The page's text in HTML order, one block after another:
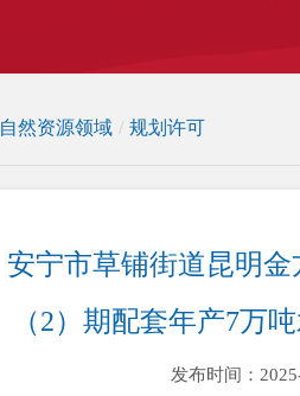
自然资源领域 / 规划许可
安宁市草铺街道昆明
（2）期配套年产7万
发布时间：